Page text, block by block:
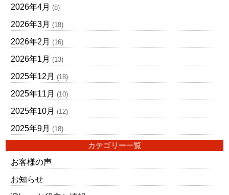
2026年4月 (8)
2026年3月 (18)
2026年2月 (16)
2026年1月 (13)
2025年12月 (18)
2025年11月 (10)
2025年10月 (12)
2025年9月 (18)
カテゴリー一覧
お客様の声
お知らせ